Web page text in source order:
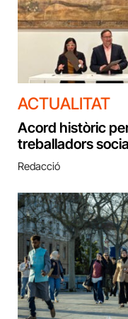
ACTUALITAT
Acord històric
treballadors
Redacció